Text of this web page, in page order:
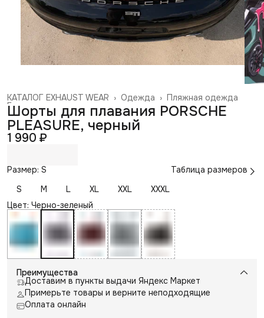
Пляжная одежда
Одежда ›
КАТАЛОГ EXHAUST WEAR ›
Главная ›
Шорты для плавания PORSCHE
PLEASURE, черный
1 990 ₽
Размер: S
Таблица размеров
S
M L XL XXL
XXXL
Цвет: Черно-зеленый
Преимущества
Доставим в пункты выдачи Яндекс Маркет
Примерьте товары и верните неподходящие
Оплата онлайн